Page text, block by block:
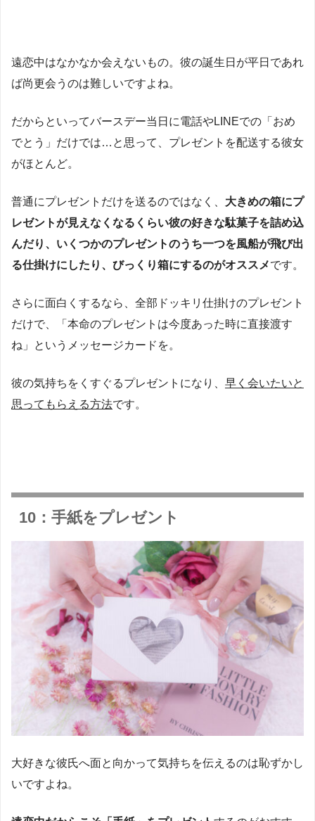
遠恋中はなかなか会えないもの。彼の誕生日が平日であれ
ば尚更会うのは難しいですよね。
だからといってバースデー当日に電話やLINEでの「おめ
でとう」だけでは…と思って、プレゼントを配送する彼女
がほとんど。
普通にプレゼントだけを送るのではなく、 大きめの箱にプ
レゼントが見えなくなるくらい彼の好きな駄菓子を詰め込
んだり、いくつかのプレゼントのうち一つを風船が飛び出
る仕掛けにしたり、びっくり箱にするのがオススメです。
さらに面白くするなら、全部ドッキリ仕掛けのプレゼント
だけで、「本命のプレゼントは今度あった時に直接渡す
ね」というメッセージカードを。
彼の気持ちをくすぐるプレゼントになり、 早く会いたいと
思ってもらえる方法です。
10：手紙をプレゼント
大好きな彼氏へ面と向かって気持ちを伝えるのは恥ずかし
いですよね。